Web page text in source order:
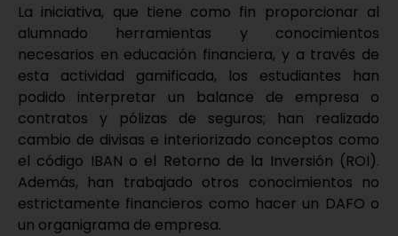
La iniciativa, que tiene como fin proporcionar al
alumnado herramientas y conocimientos
necesarios en educación financiera, y a través de
esta actividad gamificada, los estudiantes han
podido interpretar un balance de empresa o
contratos y pólizas de seguros; han realizado
cambio de divisas e interiorizado conceptos como
el código IBAN o el Retorno de la Inversión (ROI).
Además, han trabajado otros conocimientos no
estrictamente financieros como hacer un DAFO o
un organigrama de empresa.